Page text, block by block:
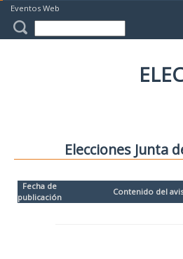
Eventos Web
Elecciones Junta
Fecha de
publicación
Contenido del